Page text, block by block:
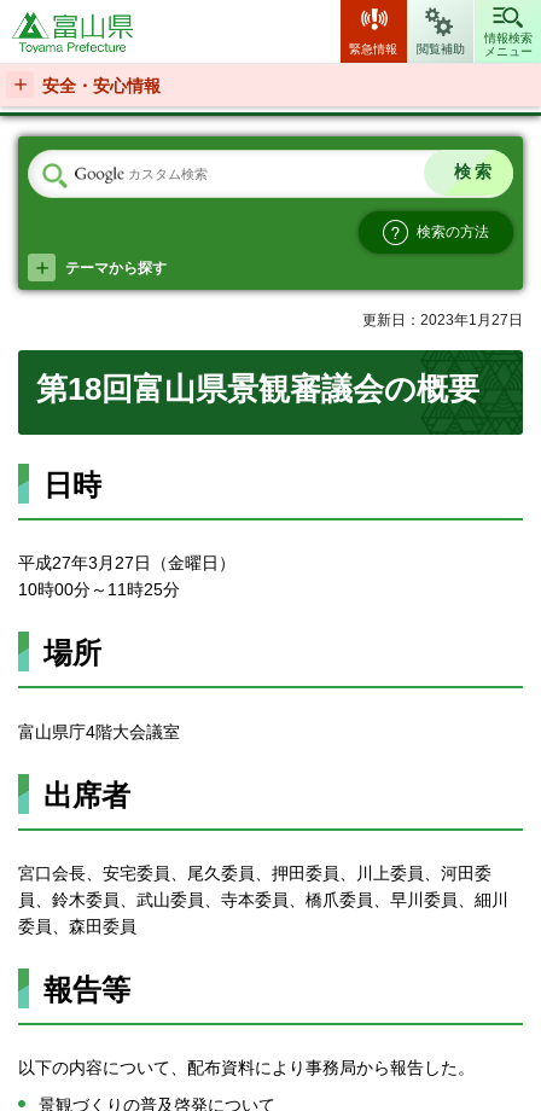
富山県
緊急情報 閲覧補助
情報検索
メニュー
安全・安心情報
検索の方法
テーマから探す
更新日：2023年1月27日
第18回富山県景観審議会の概要
日時
平成27年3月27日（金曜日）
10時00分～11時25分
場所
富山県庁4階大会議室
出席者
宮口会長、安宅委員、尾久委員、押田委員、川上委員、河田委
員、鈴木委員、武山委員、寺本委員、橋爪委員、早川委員、細川
委員、森田委員
報告等
以下の内容について、配布資料により事務局から報告した。
景観づくりの普及啓発について